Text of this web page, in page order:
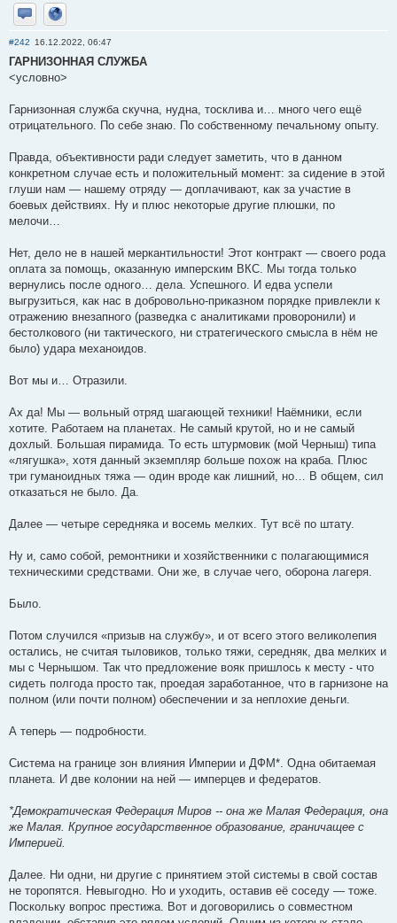
Отправить личное сообщение
Сайт
#242 16.12.2022, 06:47
ГАРНИЗОННАЯ СЛУЖБА
<условно>
Гарнизонная служба скучна, нудна, тосклива и… много чего ещё
отрицательного. По себе знаю. По собственному печальному опыту.
Правда, объективности ради следует заметить, что в данном
конкретном случае есть и положительный момент: за сидение в этой
глуши нам — нашему отряду — доплачивают, как за участие в
боевых действиях. Ну и плюс некоторые другие плюшки, по
мелочи…
Нет, дело не в нашей меркантильности! Этот контракт — своего рода
оплата за помощь, оказанную имперским ВКС. Мы тогда только
вернулись после одного… дела. Успешного. И едва успели
выгрузиться, как нас в добровольно-приказном порядке привлекли к
отражению внезапного (разведка с аналитиками проворонили) и
бестолкового (ни тактического, ни стратегического смысла в нём не
было) удара механоидов.
Вот мы и… Отразили.
Ах да! Мы — вольный отряд шагающей техники! Наёмники, если
хотите. Работаем на планетах. Не самый крутой, но и не самый
дохлый. Большая пирамида. То есть штурмовик (мой Черныш) типа
«лягушка», хотя данный экземпляр больше похож на краба. Плюс
три гуманоидных тяжа — один вроде как лишний, но… В общем, сил
отказаться не было. Да.
Далее — четыре середняка и восемь мелких. Тут всё по штату.
Ну и, само собой, ремонтники и хозяйственники с полагающимися
техническими средствами. Они же, в случае чего, оборона лагеря.
Было.
Потом случился «призыв на службу», и от всего этого великолепия
остались, не считая тыловиков, только тяжи, середняк, два мелких и
мы с Чернышом. Так что предложение вояк пришлось к месту - что
сидеть полгода просто так, проедая заработанное, что в гарнизоне на
полном (или почти полном) обеспечении и за неплохие деньги.
А теперь — подробности.
Система на границе зон влияния Империи и ДФМ*. Одна обитаемая
планета. И две колонии на ней — имперцев и федератов.
*Демократическая Федерация Миров -- она же Малая Федерация, она
же Малая. Крупное государственное образование, граничащее с
Империей.
Далее. Ни одни, ни другие с принятием этой системы в свой состав
не торопятся. Невыгодно. Но и уходить, оставив её соседу — тоже.
Поскольку вопрос престижа. Вот и договорились о совместном